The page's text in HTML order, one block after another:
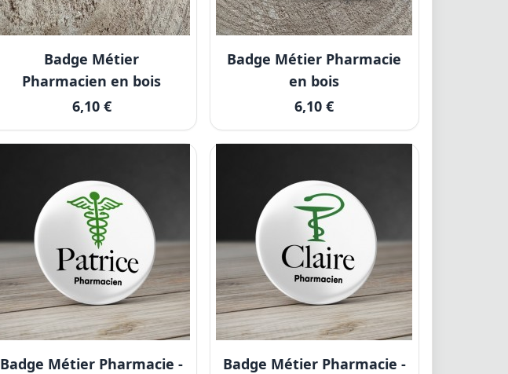
Badge Métier
Pharmacien en bois
6,10 €
Badge Métier Pharmacie
en bois
6,10 €
Badge Métier Pharmacie -
Badge Métier Pharmacie -